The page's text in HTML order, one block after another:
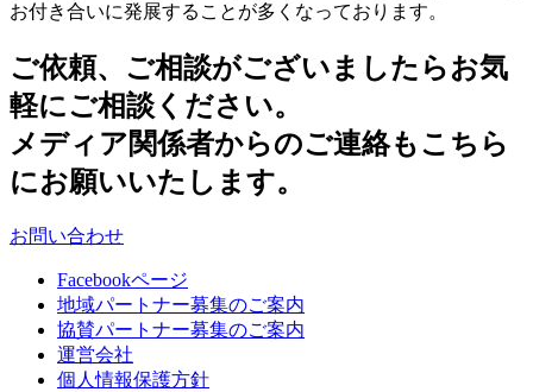
お付き合いに発展することが多くなっております。
ご依頼、ご相談がございましたらお気
軽にご相談ください。
メディア関係者からのご連絡もこちら
にお願いいたします。
お問い合わせ
Facebookページ
地域パートナー募集のご案内
協賛パートナー募集のご案内
運営会社
個人情報保護方針